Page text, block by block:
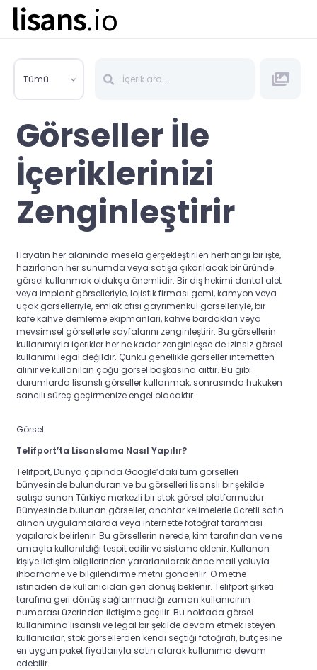
lisans.io
Tümü
Görseller İle
İçeriklerinizi
Zenginleştirir
Hayatın her alanında mesela gerçekleştirilen herhangi bir işte,
hazırlanan her sunumda veya satışa çıkarılacak bir üründe
görsel kullanmak oldukça önemlidir. Bir diş hekimi dental alet
veya implant görselleriyle, lojistik firması gemi, kamyon veya
uçak görselleriyle, emlak ofisi gayrimenkul görselleriyle, bir
kafe kahve demleme ekipmanları, kahve bardakları veya
mevsimsel görsellerle sayfalarını zenginleştirir. Bu görsellerin
kullanımıyla içerikler her ne kadar zenginleşse de izinsiz görsel
kullanımı legal değildir. Çünkü genellikle görseller internetten
alınır ve kullanılan çoğu görsel başkasına aittir. Bu gibi
durumlarda lisanslı görseller kullanmak, sonrasında hukuken
sancılı süreç geçirmenize engel olacaktır.
Görsel
Telifport’ta Lisanslama Nasıl Yapılır?
Telifport, Dünya çapında Google’daki tüm görselleri
bünyesinde bulunduran ve bu görselleri lisanslı bir şekilde
satışa sunan Türkiye merkezli bir stok görsel platformudur.
Bünyesinde bulunan görseller, anahtar kelimelerle ücretli satın
alınan uygulamalarda veya internette fotoğraf taraması
yapılarak belirlenir. Bu görsellerin nerede, kim tarafından ve ne
amaçla kullanıldığı tespit edilir ve sisteme eklenir. Kullanan
kişiye iletişim bilgilerinden yararlanılarak önce mail yoluyla
ihbarname ve bilgilendirme metni gönderilir. O metne
istinaden de kullanıcıdan geri dönüş beklenir. Telifport şirketi
tarafına geri dönüş sağlanmadığı zaman kullanıcının
numarası üzerinden iletişime geçilir. Bu noktada görsel
kullanımına lisanslı ve legal bir şekilde devam etmek isteyen
kullanıcılar, stok görsellerden kendi seçtiği fotoğrafı, bütçesine
en uygun paket fiyatlarıyla satın alarak kullanıma devam
edebilir.